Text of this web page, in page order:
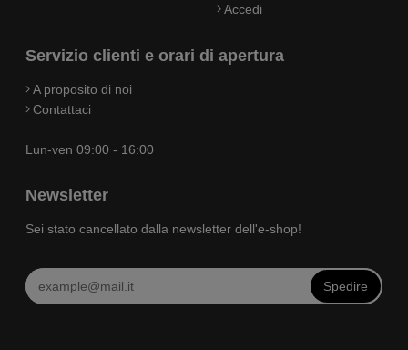
Accedi
Servizio clienti e orari di apertura
A proposito di noi
Contattaci
Lun-ven 09:00 - 16:00
Newsletter
Sei stato cancellato dalla newsletter dell'e-shop!
Spedire